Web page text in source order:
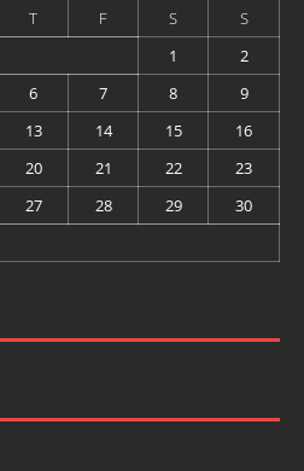
T F S
S
1
2
6 7 8
9
13 14 15
16
20 21 22
23
27 28 29
30